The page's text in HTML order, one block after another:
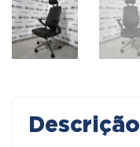
Descrição